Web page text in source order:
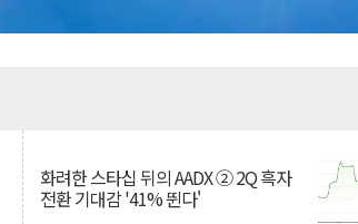
화려한 스타십 뒤의 AADX ② 2Q 흑자
전환 기대감 '41% 뛴다'